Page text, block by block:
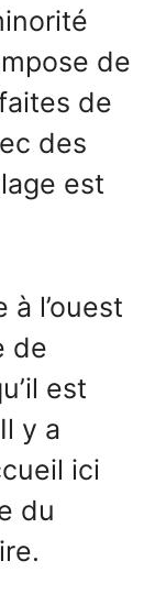
de
de
des
est
l’ouest
de
est
y a
ici
du